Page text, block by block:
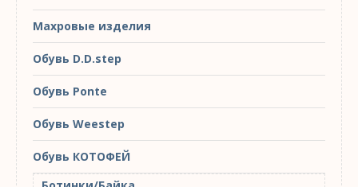
Махровые изделия
Обувь D.D.step
Обувь Ponte
Обувь Weestep
Обувь КОТОФЕЙ